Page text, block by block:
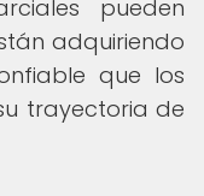
pueden
adquiriendo
que los
trayectoria de